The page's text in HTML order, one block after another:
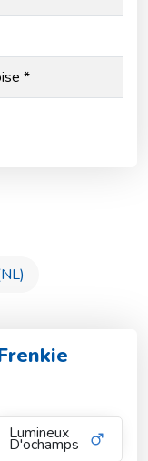
*
Lumineux
D'ochamps